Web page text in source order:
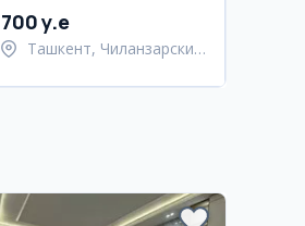
700 y.e
Ташкент, Чиланзарский